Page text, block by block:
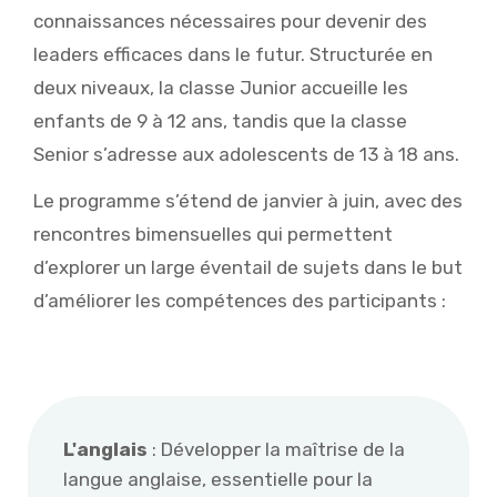
connaissances nécessaires pour devenir des
leaders efficaces dans le futur. Structurée en
deux niveaux, la classe Junior accueille les
enfants de 9 à 12 ans, tandis que la classe
Senior s’adresse aux adolescents de 13 à 18 ans.
Le programme s’étend de janvier à juin, avec des
rencontres bimensuelles qui permettent
d’explorer un large éventail de sujets dans le but
d’améliorer les compétences des participants :
L'anglais : Développer la maîtrise de la
langue anglaise, essentielle pour la